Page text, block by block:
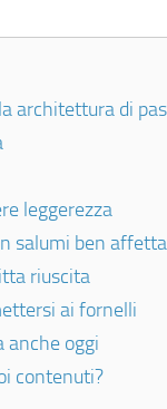
architettura di
leggerezza
salumi ben
riuscita
ai fornelli
anche oggi
contenuti?